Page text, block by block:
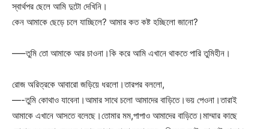
স্বার্থপর ছেলে আমি দুটো দেখিনি।
কেন আমাকে ছেড়ে চলে যাচ্ছিলে? আমার কত কষ্ট হচ্ছিলো জানো?
—–তুমি তো আমাকে আর চাওনা।কি করে আমি এখানে থাকতে পারি তুমিহীন।
রোজ অরিত্রকে আবারো জড়িয়ে ধরলো।তারপর বললো,
—-তুমি কোথাও যাবেনা।আমার সাথে চলো আমাদের বাড়িতে।ভয় পেওনা।তারাই
আমাকে এখানে আসতে বলেছে।তোমার মম,পাপাও আমাদের বাড়িতে।মাম্মার কাছে